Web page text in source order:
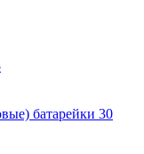
батарейки 30